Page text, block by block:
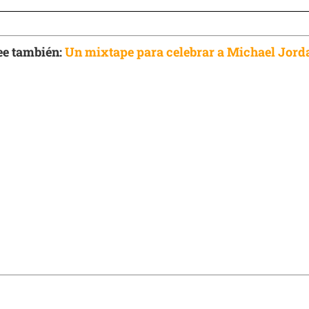
también:Un mixtape para celebrar a Michael